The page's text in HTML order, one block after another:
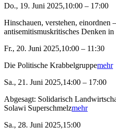
Do., 19. Juni 2025,10:00 – 17:00
Hinschauen, verstehen, einordnen
antisemitismuskritisches Denken
Fr., 20. Juni 2025,10:00 – 11:30
Die Politische Krabbelgruppemehr
Sa., 21. Juni 2025,14:00 – 17:00
Abgesagt: Solidarisch
Solawi Superschmelzmehr
Sa., 28. Juni 2025,15:00